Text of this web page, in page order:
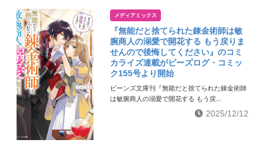
メディアミックス
『無能だと捨てられた錬金術師は敏
腕商人の溺愛で開花する もう戻りま
せんので後悔してください』のコミ
カライズ連載がビーズログ・コミッ
ク155号より開始
ビーンズ文庫刊『無能だと捨てられた錬金術師
は敏腕商人の溺愛で開花する もう戻...
2025/12/12